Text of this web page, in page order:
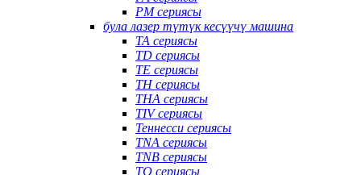
PM сериясы
була лазер түтүк кесүүчү машина
TA сериясы
TD сериясы
TE сериясы
TH сериясы
THA сериясы
TIV сериясы
Теннесси сериясы
TNA сериясы
TNB сериясы
TQ сериясы